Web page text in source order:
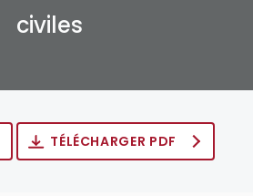
civiles
TÉLÉCHARGER PDF